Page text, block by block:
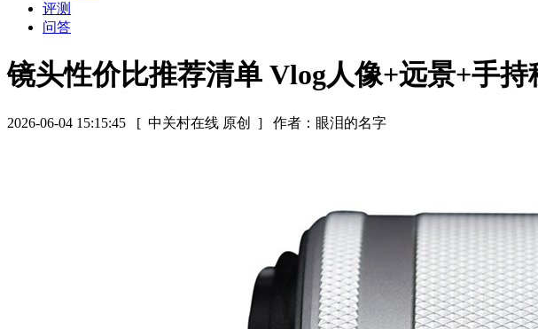
评测
问答
镜头性价比推荐清单 Vlog人像+远景+手持
2026-06-04 15:15:45 [ 中关村在线 原创 ] 作者：眼泪的名字